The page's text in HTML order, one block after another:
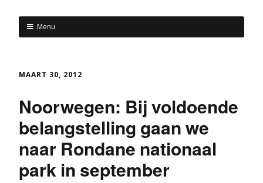
Menu
MAART 30, 2012
Noorwegen: Bij voldoende
belangstelling gaan we
naar Rondane nationaal
park in september